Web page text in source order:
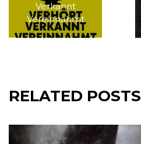
Verkannt
Vereinnahmt
RELATED POSTS